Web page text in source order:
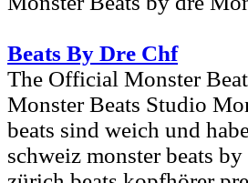
Beats By Dre Chf
The Official Monster
Monster Beats Studio
beats sind weich und
schweiz monster beats